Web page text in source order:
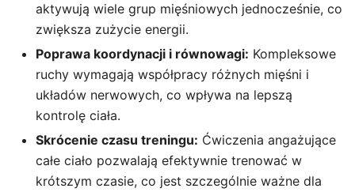
aktywują wiele grup mięśniowych jednocześnie, co
zwiększa zużycie energii.
Poprawa koordynacji i równowagi: Kompleksowe
ruchy wymagają współpracy różnych mięśni i
układów nerwowych, co wpływa na lepszą
kontrolę ciała.
Skrócenie czasu treningu: Ćwiczenia angażujące
całe ciało pozwalają efektywnie trenować w
krótszym czasie, co jest szczególnie ważne dla